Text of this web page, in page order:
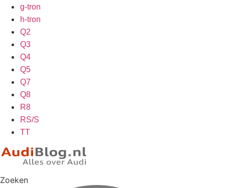
g-tron
h-tron
Q2
Q3
Q4
Q5
Q7
Q8
R8
RS/S
TT
Zoeken